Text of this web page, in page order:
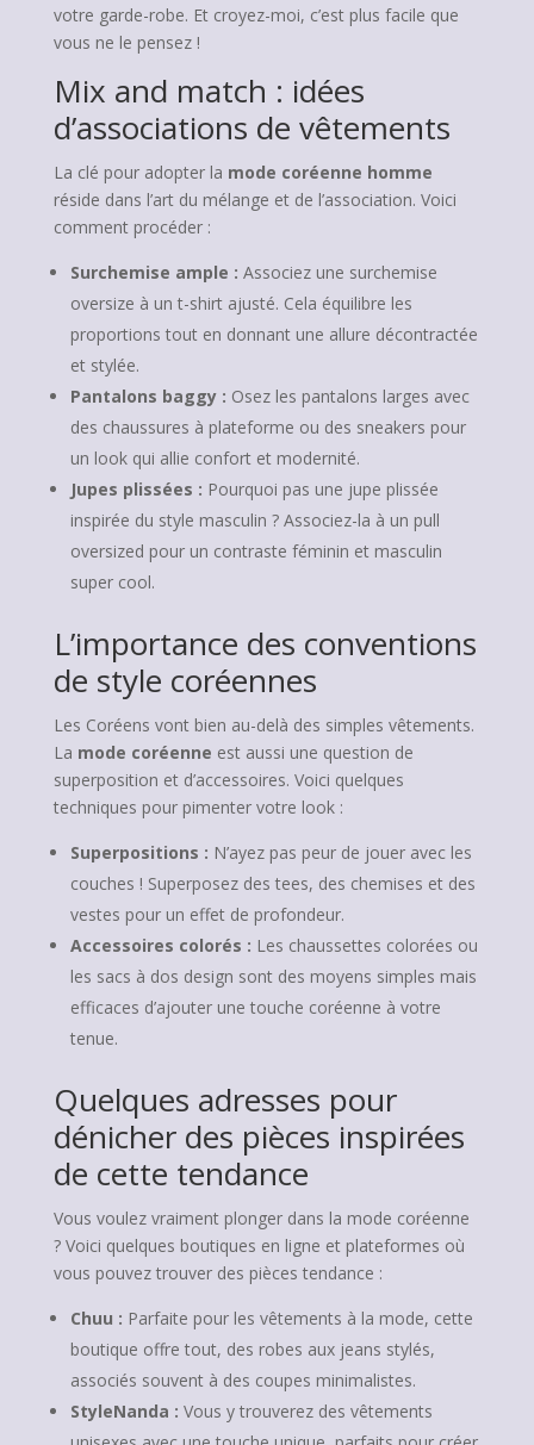
votre garde-robe. Et croyez-moi, c’est plus facile que
vous ne le pensez !
Mix and match : idées
d’associations de vêtements
La clé pour adopter la mode coréenne homme
réside dans l’art du mélange et de l’association. Voici
comment procéder :
Surchemise ample : Associez une surchemise
oversize à un t-shirt ajusté. Cela équilibre les
proportions tout en donnant une allure décontractée
et stylée.
Pantalons baggy : Osez les pantalons larges avec
des chaussures à plateforme ou des sneakers pour
un look qui allie confort et modernité.
Jupes plissées : Pourquoi pas une jupe plissée
inspirée du style masculin ? Associez-la à un pull
oversized pour un contraste féminin et masculin
super cool.
L’importance des conventions
de style coréennes
Les Coréens vont bien au-delà des simples vêtements.
La mode coréenne est aussi une question de
superposition et d’accessoires. Voici quelques
techniques pour pimenter votre look :
Superpositions : N’ayez pas peur de jouer avec les
couches ! Superposez des tees, des chemises et des
vestes pour un effet de profondeur.
Accessoires colorés : Les chaussettes colorées ou
les sacs à dos design sont des moyens simples mais
efficaces d’ajouter une touche coréenne à votre
tenue.
Quelques adresses pour
dénicher des pièces inspirées
de cette tendance
Vous voulez vraiment plonger dans la mode coréenne
? Voici quelques boutiques en ligne et plateformes où
vous pouvez trouver des pièces tendance :
Chuu : Parfaite pour les vêtements à la mode, cette
boutique offre tout, des robes aux jeans stylés,
associés souvent à des coupes minimalistes.
StyleNanda : Vous y trouverez des vêtements